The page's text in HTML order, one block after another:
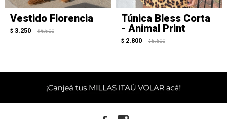
Vestido Florencia
$ 3.250 $ 6.500
Túnica Bless Corta
- Animal Print
$ 2.800 $ 5.600